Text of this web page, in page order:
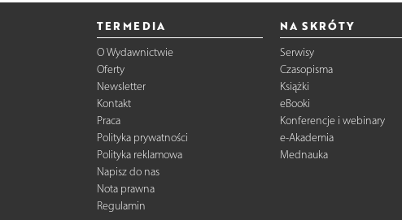
TERMEDIA
O Wydawnictwie
Oferty
Newsletter
Kontakt
Praca
Polityka prywatności
Polityka reklamowa
Napisz do nas
Nota prawna
Regulamin
NA SKRÓTY
Serwisy
Czasopisma
Książki
eBooki
Konferencje i webinary
e-Akademia
Mednauka